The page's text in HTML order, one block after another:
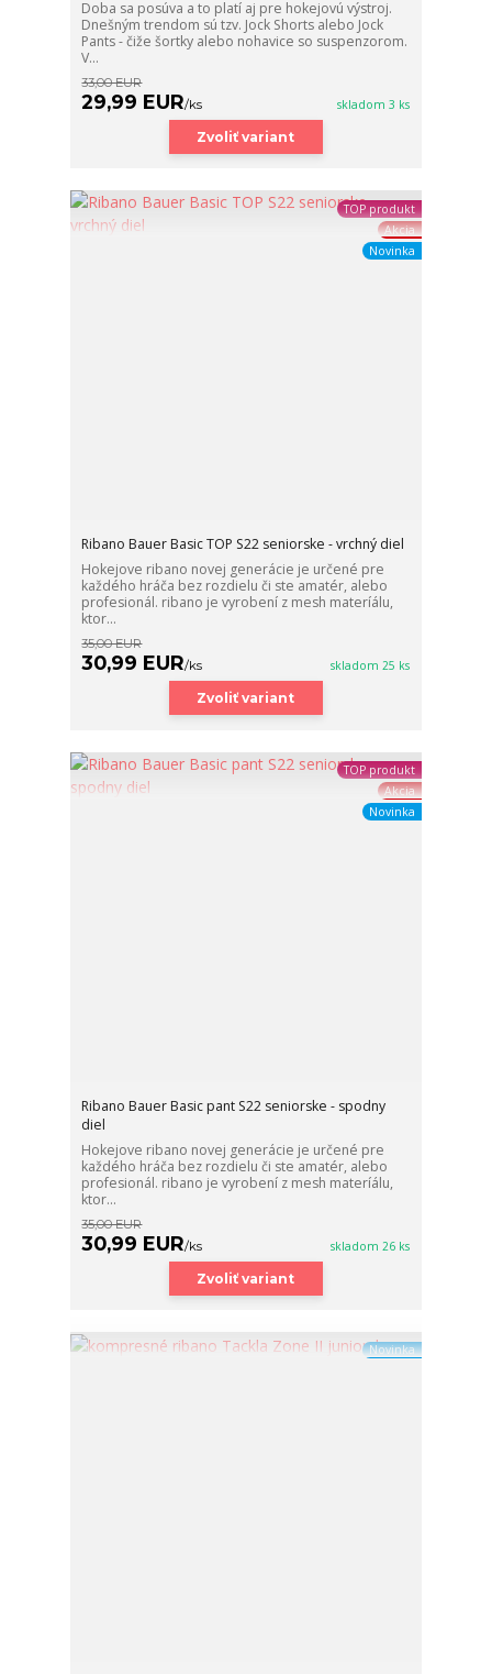
Doba sa posúva a to platí aj pre hokejovú výstroj.
Dnešným trendom sú tzv. Jock Shorts alebo Jock
Pants - čiže šortky alebo nohavice so suspenzorom.
V...
33,00 EUR
29,99 EUR/ks skladom 3 ks
Zvoliť variant
TOP produkt
Akcia
Novinka
Ribano Bauer Basic TOP S22 seniorske - vrchný diel
Hokejove ribano novej generácie je určené pre
každého hráča bez rozdielu či ste amatér, alebo
profesionál. ribano je vyrobení z mesh materíálu,
ktor...
35,00 EUR
30,99 EUR/ks skladom 25 ks
Zvoliť variant
TOP produkt
Akcia
Novinka
Ribano Bauer Basic pant S22 seniorske - spodny
diel
Hokejove ribano novej generácie je určené pre
každého hráča bez rozdielu či ste amatér, alebo
profesionál. ribano je vyrobení z mesh materíálu,
ktor...
35,00 EUR
30,99 EUR/ks skladom 26 ks
Zvoliť variant
Novinka